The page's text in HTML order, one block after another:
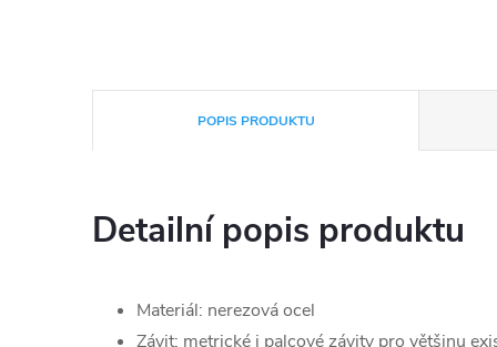
POPIS PRODUKTU
Detailní popis produktu
Materiál: nerezová ocel
Závit: metrické i palcové závity pro většinu